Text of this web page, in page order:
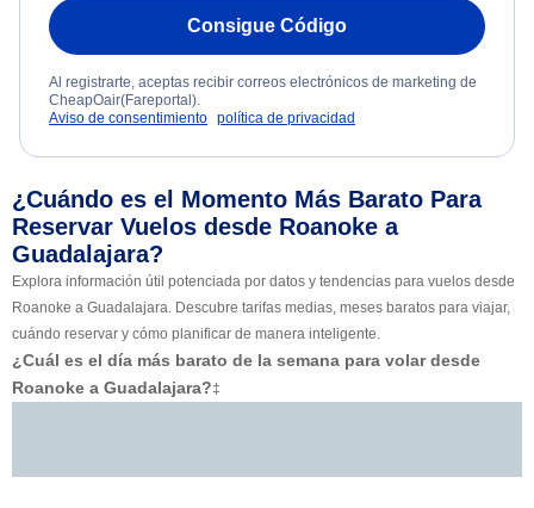
Consigue Código
Al registrarte, aceptas recibir correos electrónicos de marketing de
CheapOair(Fareportal).
Aviso de consentimiento política de privacidad
¿Cuándo es el Momento Más Barato Para
Reservar Vuelos desde Roanoke a
Guadalajara?
Explora información útil potenciada por datos y tendencias para vuelos desde
Roanoke a Guadalajara. Descubre tarifas medias, meses baratos para viajar,
cuándo reservar y cómo planificar de manera inteligente.
¿Cuál es el día más barato de la semana para volar desde
Roanoke a Guadalajara?‡